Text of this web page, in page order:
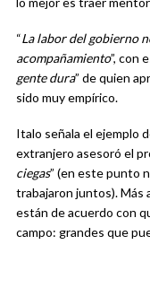
“La labor del gobierno
acompañamiento”, con
gente dura” de quien
sido muy empírico.
Italo señala el ejemplo
extranjero asesoró el
ciegas” (en este punto
trabajaron juntos). Más
están de acuerdo con
campo: grandes que